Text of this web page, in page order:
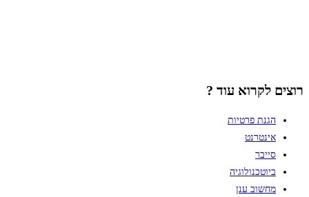
רוצים לקרוא עוד ?
הגנת פרטיות
אינטרנט
סייבר
ביוטכנולוגיה
מחשוב ענן